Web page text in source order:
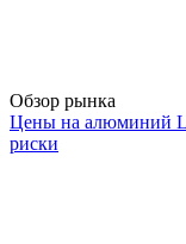
Обзор рынка
Цены на алюминий
риски